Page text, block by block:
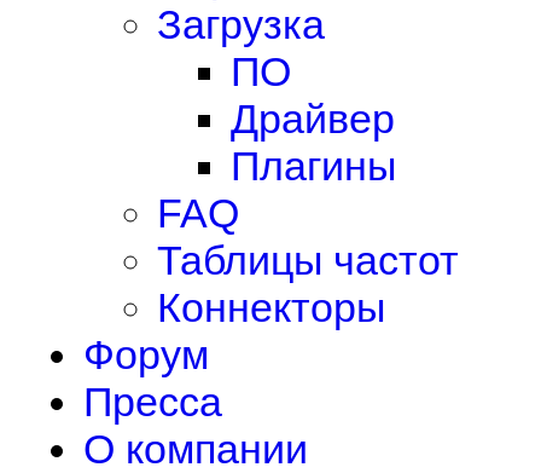
Загрузка
ПО
Драйвер
Плагины
FAQ
Таблицы частот
Коннекторы
Форум
Пресса
О компании